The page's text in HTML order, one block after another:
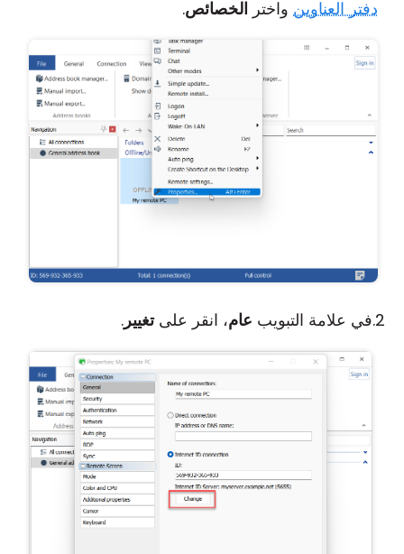
دفتر العناوين واختر الخصائص.
في علامة التبويب عام، انقر علىتغيير.